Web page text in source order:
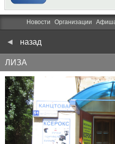
Новости Организации
назад
ЛИЗА